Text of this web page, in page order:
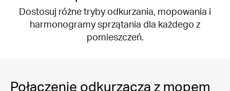
Dostosuj różne tryby odkurzania, mopowania i
harmonogramy sprzątania dla każdego z
pomieszczeń.
Połączenie odkurzacza z mopem